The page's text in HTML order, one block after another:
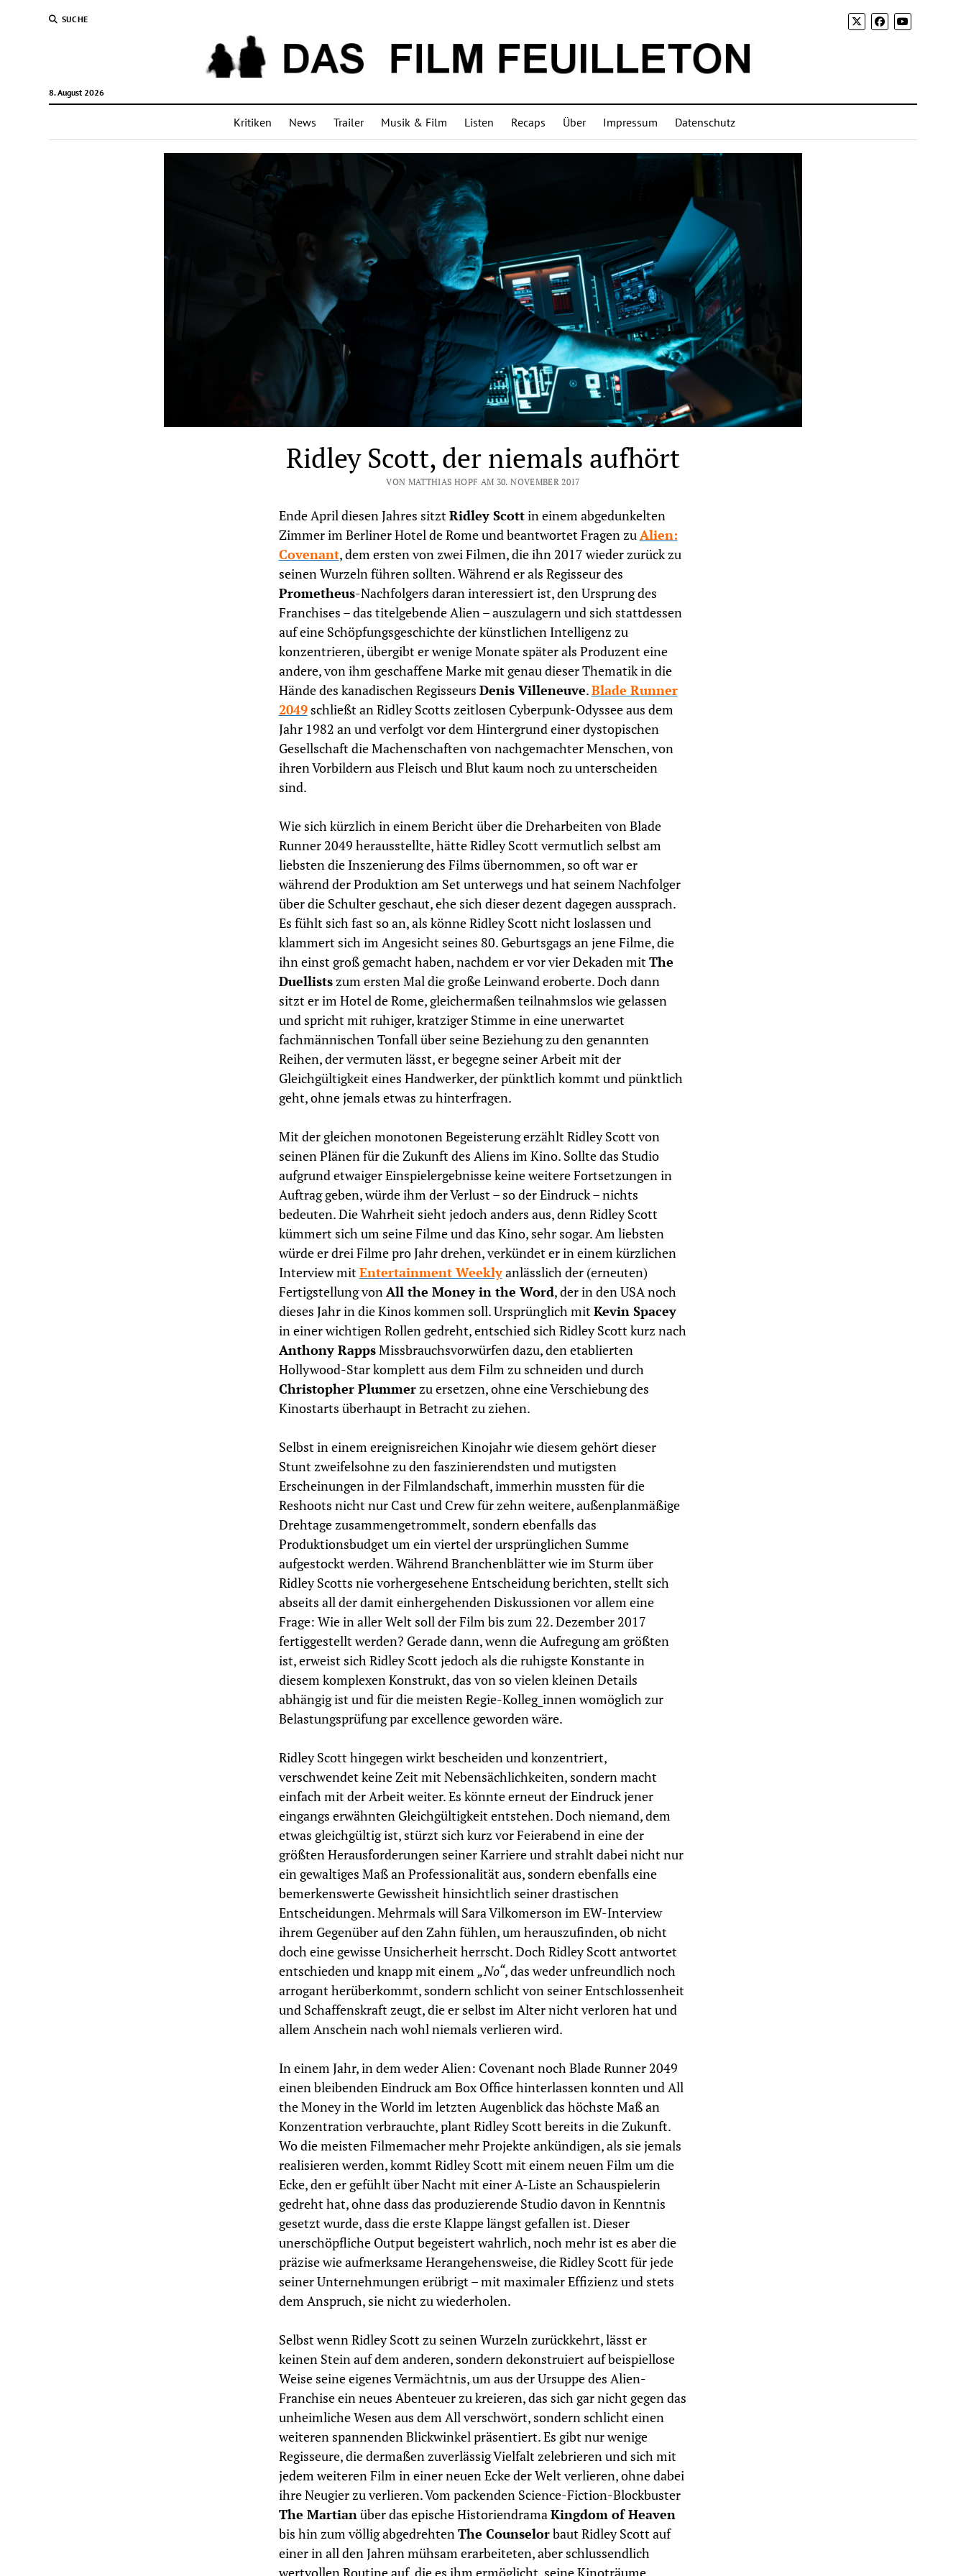
SUCHE
8. August 2026
Kritiken News Trailer Musik & Film Listen Recaps Über Impressum Datenschutz
Ridley Scott, der niemals aufhört
VON MATTHIAS HOPF AM 30. NOVEMBER 2017
Ende April diesen Jahres sitztRidley Scottin einem abgedunkelten
Zimmer im Berliner Hotel de Rome und beantwortet Fragen zuAlien:
Covenant, dem ersten von zwei Filmen, die ihn 2017 wieder zurück zu
seinen Wurzeln führen sollten. Während er als Regisseur des
Prometheus-Nachfolgers daran interessiert ist, den Ursprung des
Franchises – das titelgebende Alien – auszulagern und sich stattdessen
auf eine Schöpfungsgeschichte der künstlichen Intelligenz zu
konzentrieren, übergibt er wenige Monate später als Produzent eine
andere, von ihm geschaffene Marke mit genau dieser Thematik in die
Hände des kanadischen Regisseurs Denis Villeneuve.Blade Runner
2049schließt an Ridley Scotts zeitlosen Cyberpunk-Odyssee aus dem
Jahr 1982 an und verfolgt vor dem Hintergrund einer dystopischen
Gesellschaft die Machenschaften von nachgemachter Menschen, von
ihren Vorbildern aus Fleisch und Blut kaum noch zu unterscheiden
sind.
Wie sich kürzlich in einem Bericht über die Dreharbeiten von Blade
Runner 2049 herausstellte, hätte Ridley Scott vermutlich selbst am
liebsten die Inszenierung des Films übernommen, so oft war er
während der Produktion am Set unterwegs und hat seinem Nachfolger
über die Schulter geschaut, ehe sich dieser dezent dagegen aussprach.
Es fühlt sich fast so an, als könne Ridley Scott nicht loslassen und
klammert sich im Angesicht seines 80. Geburtsgags an jene Filme, die
ihn einst groß gemacht haben, nachdem er vor vier Dekaden mitThe
Duellistszum ersten Mal die große Leinwand eroberte. Doch dann
sitzt er im Hotel de Rome, gleichermaßen teilnahmslos wie gelassen
und spricht mit ruhiger, kratziger Stimme in eine unerwartet
fachmännischen Tonfall über seine Beziehung zu den genannten
Reihen, der vermuten lässt, er begegne seiner Arbeit mit der
Gleichgültigkeit eines Handwerker, der pünktlich kommt und pünktlich
geht, ohne jemals etwas zu hinterfragen.
Mit der gleichen monotonen Begeisterung erzählt Ridley Scott von
seinen Plänen für die Zukunft des Aliens im Kino. Sollte das Studio
aufgrund etwaiger Einspielergebnisse keine weitere Fortsetzungen in
Auftrag geben, würde ihm der Verlust – so der Eindruck – nichts
bedeuten. Die Wahrheit sieht jedoch anders aus, denn Ridley Scott
kümmert sich um seine Filme und das Kino, sehr sogar. Am liebsten
würde er drei Filme pro Jahr drehen, verkündet er in einem kürzlichen
Interview mitEntertainment Weeklyanlässlich der (erneuten)
Fertigstellung vonAll the Money in the Word, der in den USA noch
dieses Jahr in die Kinos kommen soll. Ursprünglich mitKevin Spacey
in einer wichtigen Rollen gedreht, entschied sich Ridley Scott kurz nach
Anthony RappsMissbrauchsvorwürfen dazu, den etablierten
Hollywood-Star komplett aus dem Film zu schneiden und durch
Christopher Plummerzu ersetzen, ohne eine Verschiebung des
Kinostarts überhaupt in Betracht zu ziehen.
Selbst in einem ereignisreichen Kinojahr wie diesem gehört dieser
Stunt zweifelsohne zu den faszinierendsten und mutigsten
Erscheinungen in der Filmlandschaft, immerhin mussten für die
Reshoots nicht nur Cast und Crew für zehn weitere, außenplanmäßige
Drehtage zusammengetrommelt, sondern ebenfalls das
Produktionsbudget um ein viertel der ursprünglichen Summe
aufgestockt werden. Während Branchenblätter wie im Sturm über
Ridley Scotts nie vorhergesehene Entscheidung berichten, stellt sich
abseits all der damit einhergehenden Diskussionen vor allem eine
Frage: Wie in aller Welt soll der Film bis zum 22. Dezember 2017
fertiggestellt werden? Gerade dann, wenn die Aufregung am größten
ist, erweist sich Ridley Scott jedoch als die ruhigste Konstante in
diesem komplexen Konstrukt, das von so vielen kleinen Details
abhängig ist und für die meisten Regie-Kolleg_innen womöglich zur
Belastungsprüfung par excellence geworden wäre.
Ridley Scott hingegen wirkt bescheiden und konzentriert,
verschwendet keine Zeit mit Nebensächlichkeiten, sondern macht
einfach mit der Arbeit weiter. Es könnte erneut der Eindruck jener
eingangs erwähnten Gleichgültigkeit entstehen. Doch niemand, dem
etwas gleichgültig ist, stürzt sich kurz vor Feierabend in eine der
größten Herausforderungen seiner Karriere und strahlt dabei nicht nur
ein gewaltiges Maß an Professionalität aus, sondern ebenfalls eine
bemerkenswerte Gewissheit hinsichtlich seiner drastischen
Entscheidungen. Mehrmals will Sara Vilkomerson im EW-Interview
ihrem Gegenüber auf den Zahn fühlen, um herauszufinden, ob nicht
doch eine gewisse Unsicherheit herrscht. Doch Ridley Scott antwortet
entschieden und knapp mit einem„No“, das weder unfreundlich noch
arrogant herüberkommt, sondern schlicht von seiner Entschlossenheit
und Schaffenskraft zeugt, die er selbst im Alter nicht verloren hat und
allem Anschein nach wohl niemals verlieren wird.
In einem Jahr, in dem weder Alien: Covenant noch Blade Runner 2049
einen bleibenden Eindruck am Box Office hinterlassen konnten und All
the Money in the World im letzten Augenblick das höchste Maß an
Konzentration verbrauchte, plant Ridley Scott bereits in die Zukunft.
Wo die meisten Filmemacher mehr Projekte ankündigen, als sie jemals
realisieren werden, kommt Ridley Scott mit einem neuen Film um die
Ecke, den er gefühlt über Nacht mit einer A-Liste an Schauspielerin
gedreht hat, ohne dass das produzierende Studio davon in Kenntnis
gesetzt wurde, dass die erste Klappe längst gefallen ist. Dieser
unerschöpfliche Output begeistert wahrlich, noch mehr ist es aber die
präzise wie aufmerksame Herangehensweise, die Ridley Scott für jede
seiner Unternehmungen erübrigt – mit maximaler Effizienz und stets
dem Anspruch, sie nicht zu wiederholen.
Selbst wenn Ridley Scott zu seinen Wurzeln zurückkehrt, lässt er
keinen Stein auf dem anderen, sondern dekonstruiert auf beispiellose
Weise seine eigenes Vermächtnis, um aus der Ursuppe des Alien-
Franchise ein neues Abenteuer zu kreieren, das sich gar nicht gegen das
unheimliche Wesen aus dem All verschwört, sondern schlicht einen
weiteren spannenden Blickwinkel präsentiert. Es gibt nur wenige
Regisseure, die dermaßen zuverlässig Vielfalt zelebrieren und sich mit
jedem weiteren Film in einer neuen Ecke der Welt verlieren, ohne dabei
ihre Neugier zu verlieren. Vom packenden Science-Fiction-Blockbuster
The Martianüber das epische HistoriendramaKingdom of Heaven
bis hin zum völlig abgedrehtenThe Counselorbaut Ridley Scott auf
einer in all den Jahren mühsam erarbeiteten, aber schlussendlich